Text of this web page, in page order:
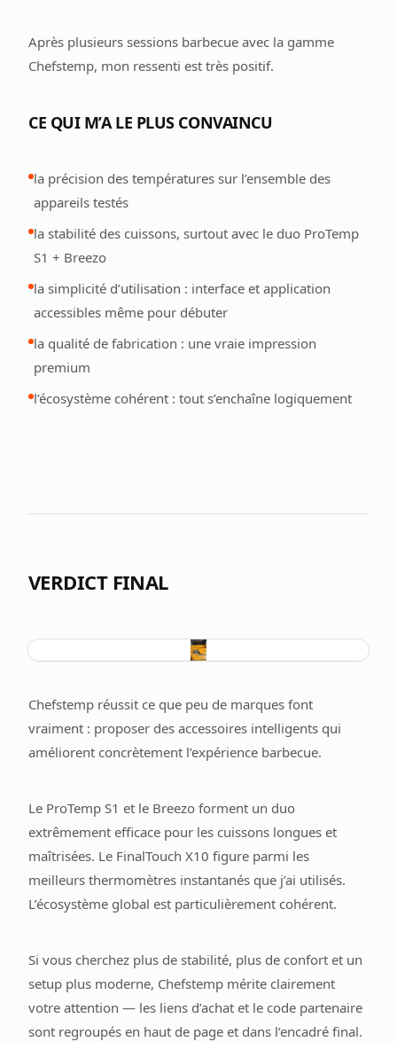
Après plusieurs sessions barbecue avec la gamme
Chefstemp, mon ressenti est très positif.
CE QUI M’A LE PLUS CONVAINCU
la précision des températures sur l’ensemble des
appareils testés
la stabilité des cuissons, surtout avec le duo ProTemp
S1 + Breezo
la simplicité d’utilisation : interface et application
accessibles même pour débuter
la qualité de fabrication : une vraie impression
premium
l’écosystème cohérent : tout s’enchaîne logiquement
VERDICT FINAL
Chefstemp réussit ce que peu de marques font
vraiment : proposer des accessoires intelligents qui
améliorent concrètement l’expérience barbecue.
Le ProTemp S1 et le Breezo forment un duo
extrêmement efficace pour les cuissons longues et
maîtrisées. Le FinalTouch X10 figure parmi les
meilleurs thermomètres instantanés que j’ai utilisés.
L’écosystème global est particulièrement cohérent.
Si vous cherchez plus de stabilité, plus de confort et un
setup plus moderne, Chefstemp mérite clairement
votre attention — les liens d’achat et le code partenaire
sont regroupés en haut de page et dans l’encadré final.